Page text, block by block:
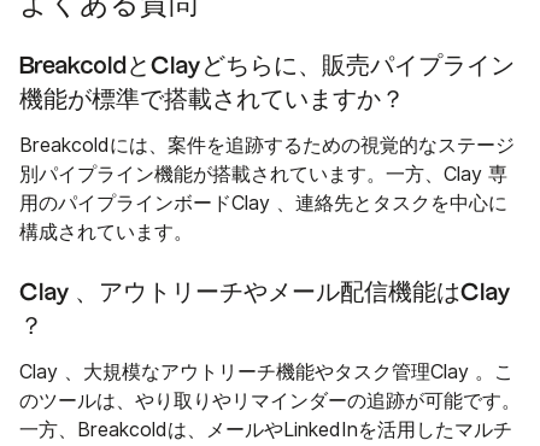
BreakcoldとClayどちらに、販売パイプライン
機能が標準で搭載されていますか？
Breakcoldには、案件を追跡するための視覚的なステージ
別パイプライン機能が搭載されています。一方、Clay 専
用のパイプラインボードClay 、連絡先とタスクを中心に
構成されています。
Clay 、アウトリーチやメール配信機能はClay
？
Clay 、大規模なアウトリーチ機能やタスク管理Clay 。こ
のツールは、やり取りやリマインダーの追跡が可能です。
一方、Breakcoldは、メールやLinkedInを活用したマルチ